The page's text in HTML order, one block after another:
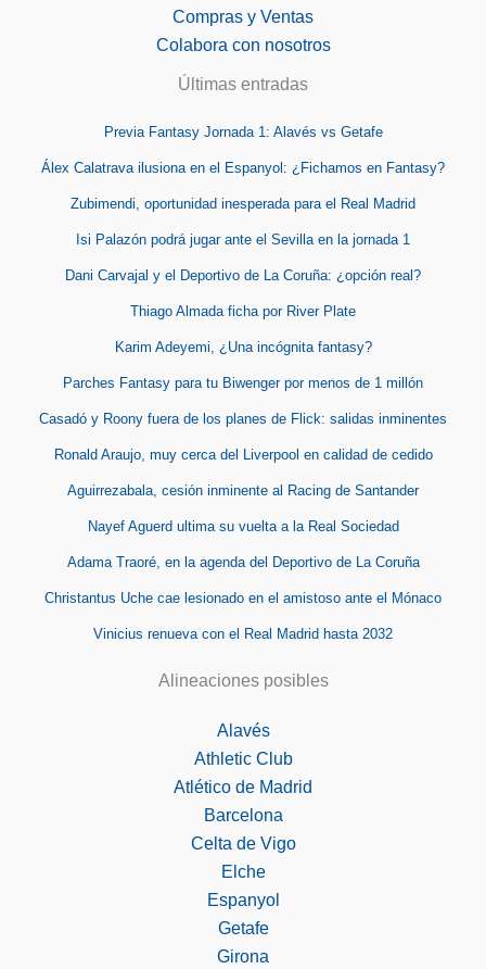
Compras y Ventas
Colabora con nosotros
Últimas entradas
Previa Fantasy Jornada 1: Alavés vs Getafe
Álex Calatrava ilusiona en el Espanyol: ¿Fichamos en Fantasy?
Zubimendi, oportunidad inesperada para el Real Madrid
Isi Palazón podrá jugar ante el Sevilla en la jornada 1
Dani Carvajal y el Deportivo de La Coruña: ¿opción real?
Thiago Almada ficha por River Plate
Karim Adeyemi, ¿Una incógnita fantasy?
Parches Fantasy para tu Biwenger por menos de 1 millón
Casadó y Roony fuera de los planes de Flick: salidas inminentes
Ronald Araujo, muy cerca del Liverpool en calidad de cedido
Aguirrezabala, cesión inminente al Racing de Santander
Nayef Aguerd ultima su vuelta a la Real Sociedad
Adama Traoré, en la agenda del Deportivo de La Coruña
Christantus Uche cae lesionado en el amistoso ante el Mónaco
Vinicius renueva con el Real Madrid hasta 2032
Alineaciones posibles
Alavés
Athletic Club
Atlético de Madrid
Barcelona
Celta de Vigo
Elche
Espanyol
Getafe
Girona